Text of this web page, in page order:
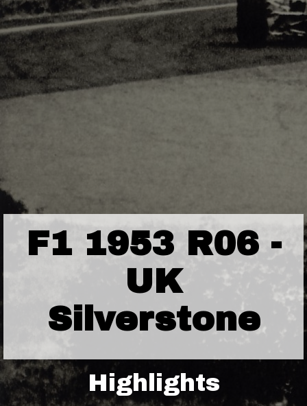
F1 1953 R06 -
UK
Silverstone
Highlights